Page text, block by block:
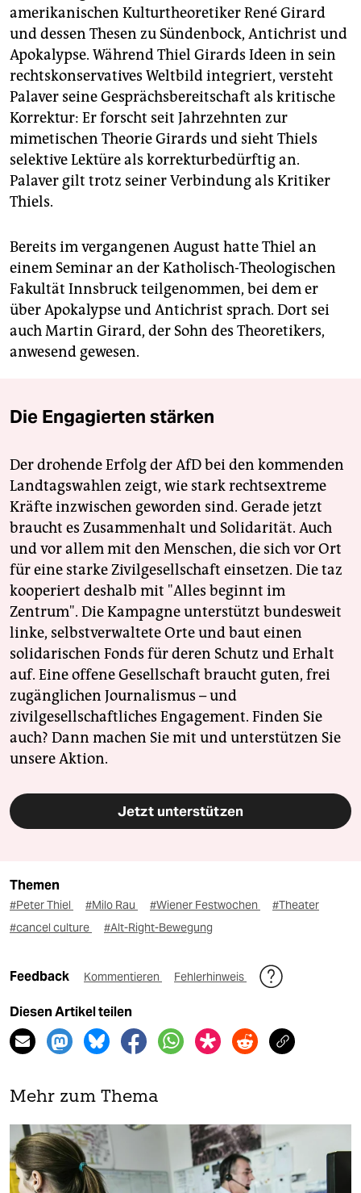
amerikanischen Kulturtheoretiker René Girard
und dessen Thesen zu Sündenbock, Antichrist und
Apokalypse. Während Thiel Girards Ideen in sein
rechtskonservatives Weltbild integriert, versteht
Palaver seine Gesprächsbereitschaft als kritische
Korrektur: Er forscht seit Jahrzehnten zur
mimetischen Theorie Girards und sieht Thiels
selektive Lektüre als korrekturbedürftig an.
Palaver gilt trotz seiner Verbindung als Kritiker
Thiels.
Bereits im vergangenen August hatte Thiel an
einem Seminar an der Katholisch-Theologischen
Fakultät Innsbruck teilgenommen, bei dem er
über Apokalypse und Antichrist sprach. Dort sei
auch Martin Girard, der Sohn des Theoretikers,
anwesend gewesen.
Die Engagierten stärken
Der drohende Erfolg der AfD bei den kommenden
Landtagswahlen zeigt, wie stark rechtsextreme
Kräfte inzwischen geworden sind. Gerade jetzt
braucht es Zusammenhalt und Solidarität. Auch
und vor allem mit den Menschen, die sich vor Ort
für eine starke Zivilgesellschaft einsetzen. Die taz
kooperiert deshalb mit "Alles beginnt im
Zentrum". Die Kampagne unterstützt bundesweit
linke, selbstverwaltete Orte und baut einen
solidarischen Fonds für deren Schutz und Erhalt
auf. Eine offene Gesellschaft braucht guten, frei
zugänglichen Journalismus – und
zivilgesellschaftliches Engagement. Finden Sie
auch? Dann machen Sie mit und unterstützen Sie
unsere Aktion.
Jetzt unterstützen
Themen
#Peter Thiel #Milo Rau #Wiener Festwochen
#Theater
#cancel culture
#Alt-Right-Bewegung
Feedback Kommentieren Fehlerhinweis
Diesen Artikel teilen
Mehr zum Thema